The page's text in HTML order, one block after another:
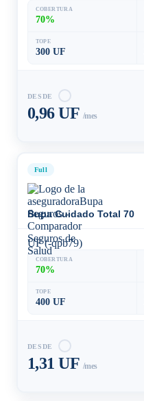
COBERTURA
70%
TOPE
300 UF
DESDE
0,96 UF /mes
Full
Bupa Cuidado Total 70
UF (-qpb79)
COBERTURA
70%
TOPE
400 UF
DESDE
1,31 UF /mes